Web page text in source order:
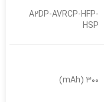
A2DP-AVRCP-HFP-
HSP
۳۰۰ (mAh)